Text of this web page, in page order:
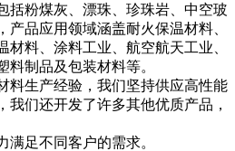
括粉煤灰、漂珠、珍珠岩、中空玻
产品应用领域涵盖耐火保温材料、
材料、涂料工业、航空航天工业、
料制品及包装材料等。
料生产经验，我们坚持供应高性能
我们还开发了许多其他优质产品，
满足不同客户的需求。